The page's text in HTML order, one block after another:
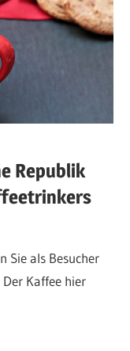
Republik
Sie als Besucher
Kaffee hier